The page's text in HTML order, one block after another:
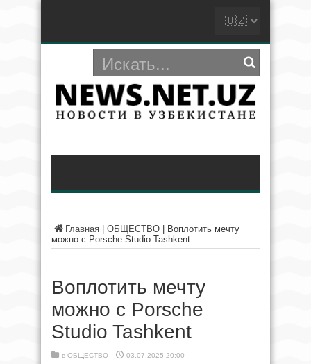
Главная ОБЩЕСТВО
Воплотить мечту
можно с Porsche Studio Tashkent
Воплотить мечту
можно с Porsche
Studio Tashkent
в ОБЩЕСТВО 03.07.2025 20:00